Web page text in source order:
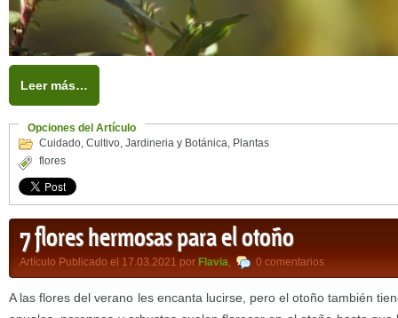
Leer más…
Opciones del Artículo
Cuidado, Cultivo, Jardineria y Botánica, Plantas
flores
7 flores hermosas para el otoño
Artículo Publicado el 17.03.2021 por Flavia, 0 comentarios
A las flores del verano les encanta lucirse, pero el otoño también